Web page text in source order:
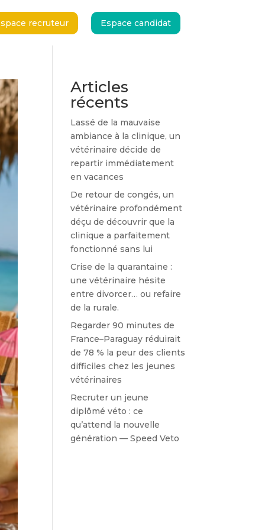
recruteur Espace candidat
recruteur Espace candidat
Articles
récents
Lassé de la mauvaise
ambiance à la clinique, un
vétérinaire décide de
repartir immédiatement
en vacances
De retour de congés, un
vétérinaire profondément
déçu de découvrir que la
clinique a parfaitement
fonctionné sans lui
Crise de la quarantaine :
une vétérinaire hésite
entre divorcer… ou refaire
de la rurale.
Regarder 90 minutes de
France–Paraguay réduirait
de 78 % la peur des clients
difficiles chez les jeunes
vétérinaires
Recruter un jeune
diplômé véto : ce
qu’attend la nouvelle
génération — Speed Veto